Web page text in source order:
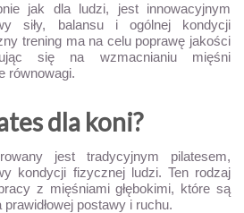
jak dla ludzi, jest innowacyjnym
siły, balansu i ogólnej kondycji
trening ma na celu poprawę jakości
się na wzmacnianiu mięśni
równowagi.
dla koni?
jest tradycyjnym pilatesem,
kondycji fizycznej ludzi. Ten rodzaj
z mięśniami głębokimi, które są
postawy i ruchu.